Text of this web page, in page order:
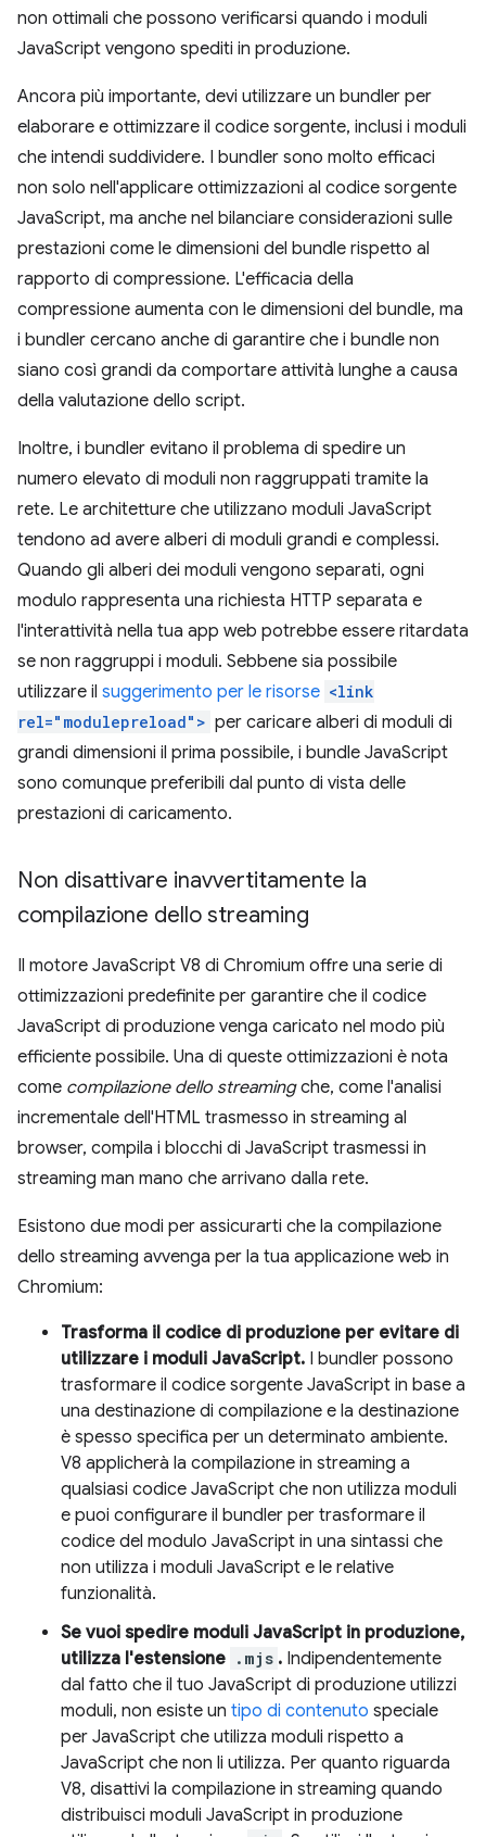
non ottimali che possono verificarsi quando i moduli
JavaScript vengono spediti in produzione.
Ancora più importante, devi utilizzare un bundler per
elaborare e ottimizzare il codice sorgente, inclusi i moduli
che intendi suddividere. I bundler sono molto efficaci
non solo nell'applicare ottimizzazioni al codice sorgente
JavaScript, ma anche nel bilanciare considerazioni sulle
prestazioni come le dimensioni del bundle rispetto al
rapporto di compressione. L'efficacia della
compressione aumenta con le dimensioni del bundle, ma
i bundler cercano anche di garantire che i bundle non
siano così grandi da comportare attività lunghe a causa
della valutazione dello script.
Inoltre, i bundler evitano il problema di spedire un
numero elevato di moduli non raggruppati tramite la
rete. Le architetture che utilizzano moduli JavaScript
tendono ad avere alberi di moduli grandi e complessi.
Quando gli alberi dei moduli vengono separati, ogni
modulo rappresenta una richiesta HTTP separata e
l'interattività nella tua app web potrebbe essere ritardata
se non raggruppi i moduli. Sebbene sia possibile
utilizzare il suggerimento per le risorse <link
rel="modulepreload"> per caricare alberi di moduli di
grandi dimensioni il prima possibile, i bundle JavaScript
sono comunque preferibili dal punto di vista delle
prestazioni di caricamento.
Non disattivare inavvertitamente la
compilazione dello streaming
Il motore JavaScript V8 di Chromium offre una serie di
ottimizzazioni predefinite per garantire che il codice
JavaScript di produzione venga caricato nel modo più
efficiente possibile. Una di queste ottimizzazioni è nota
come compilazione dello streamingche, come l'analisi
incrementale dell'HTML trasmesso in streaming al
browser, compila i blocchi di JavaScript trasmessi in
streaming man mano che arrivano dalla rete.
Esistono due modi per assicurarti che la compilazione
dello streaming avvenga per la tua applicazione web in
Chromium:
Trasforma il codice di produzione per evitare di
utilizzare i moduli JavaScript. I bundler possono
trasformare il codice sorgente JavaScript in base a
una destinazione di compilazione e la destinazione
è spesso specifica per un determinato ambiente.
V8 applicherà la compilazione in streaming a
qualsiasi codice JavaScript che non utilizza moduli
e puoi configurare il bundler per trasformare il
codice del modulo JavaScript in una sintassi che
non utilizza i moduli JavaScript e le relative
funzionalità.
Se vuoi spedire moduli JavaScript in produzione,
utilizza l'estensione .mjs . Indipendentemente
dal fatto che il tuo JavaScript di produzione utilizzi
moduli, non esiste un tipo di contenuto speciale
per JavaScript che utilizza moduli rispetto a
JavaScript che non li utilizza. Per quanto riguarda
V8, disattivi la compilazione in streaming quando
distribuisci moduli JavaScript in produzione